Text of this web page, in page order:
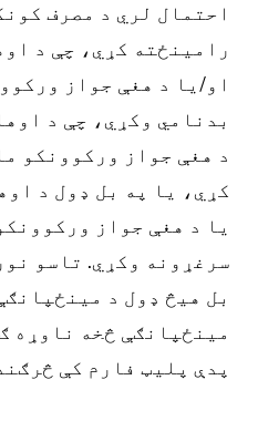
احتمال لري د مصرف
رامینځته کړي، چې د
او/یا د هغې جواز
بدنامي وکړي، چې د
د هغې جواز ورکوونکو
کړي، یا په بل ډول د
یا د هغې جواز
سرغړونه وکړي. تاسو
بل هیڅ ډول د
مینځپانګې څخه ناوړه
پدې پلیټ فارم کې